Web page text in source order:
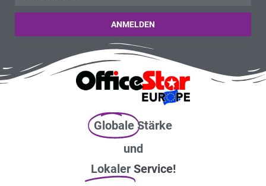
ANMELDEN
Globale Stärke
und
Lokaler Service!